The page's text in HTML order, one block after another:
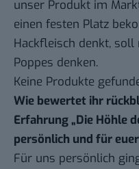
unser Produkt im
einen festen Platz
Hackfleisch denkt,
Poppes denken.
Keine Produkte
Wie bewertet ihr
Erfahrung „Die Höhle
persönlich und für
Für uns persönlich